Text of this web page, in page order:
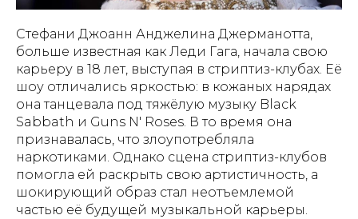
Стефани Джоанн Анджелина Джерманотта,
больше известная как Леди Гага, начала свою
карьеру в 18 лет, выступая в стриптиз-клубах. Её
шоу отличались яркостью: в кожаных нарядах
она танцевала под тяжёлую музыку Black
Sabbath и Guns N' Roses. В то время она
признавалась, что злоупотребляла
наркотиками. Однако сцена стриптиз-клубов
помогла ей раскрыть свою артистичность, а
шокирующий образ стал неотъемлемой
частью её будущей музыкальной карьеры.